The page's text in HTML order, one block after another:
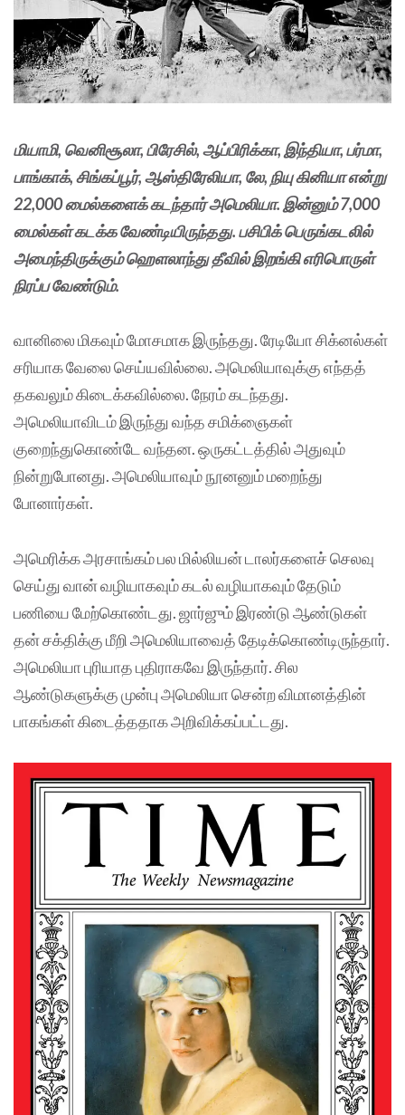
மியாமி, வெனிசூலா, பிரேசில், ஆப்பிரிக்கா, இந்தியா, பர்மா,
பாங்காக், சிங்கப்பூர், ஆஸ்திரேலியா, லே, நியு கினியா என்று
22,000 மைல்களைக் கடந்தார் அமெலியா. இன்னும் 7,000
மைல்கள் கடக்க வேண்டியிருந்தது. பசிபிக் பெருங்கடலில்
அமைந்திருக்கும் ஹெளலாந்து தீவில் இறங்கி எரிபொருள்
நிரப்ப வேண்டும்.
வானிலை மிகவும் மோசமாக இருந்தது. ரேடியோ சிக்னல்கள்
சரியாக வேலை செய்யவில்லை. அமெலியாவுக்கு எந்தத்
தகவலும் கிடைக்கவில்லை. நேரம் கடந்தது.
அமெலியாவிடம் இருந்து வந்த சமிக்ஞைகள்
குறைந்துகொண்டே வந்தன. ஒருகட்டத்தில் அதுவும்
நின்றுபோனது. அமெலியாவும் நூனனும் மறைந்து
போனார்கள்.
அமெரிக்க அரசாங்கம் பல மில்லியன் டாலர்களைச் செலவு
செய்து வான் வழியாகவும் கடல் வழியாகவும் தேடும்
பணியை மேற்கொண்டது. ஜார்ஜும் இரண்டு ஆண்டுகள்
தன் சக்திக்கு மீறி அமெலியாவைத் தேடிக்கொண்டிருந்தார்.
அமெலியா புரியாத புதிராகவே இருந்தார். சில
ஆண்டுகளுக்கு முன்பு அமெலியா சென்ற விமானத்தின்
பாகங்கள் கிடைத்ததாக அறிவிக்கப்பட்டது.